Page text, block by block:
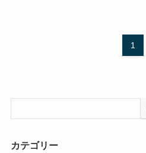
1
カテゴリー